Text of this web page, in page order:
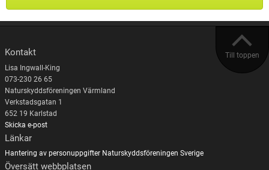
Till toppen
Kontakt
Lisa Ingwall-King
073-230 26 65
Naturskyddsföreningen Värmland
Verkstadsgatan 1
652 19 Karlstad
Skicka e-post
Länkar
Hantering av personuppgifter Naturskyddsföreningen Sverige
Översätt webbplatsen